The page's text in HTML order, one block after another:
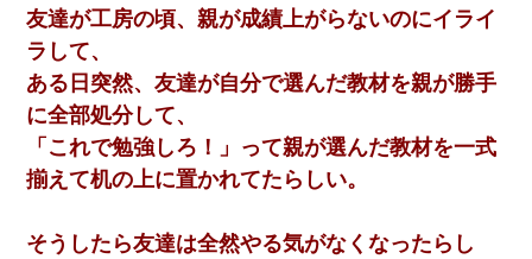
友達が工房の頃、親が成績上がらないのにイライ
ラして、
ある日突然、友達が自分で選んだ教材を親が勝手
に全部処分して、
「これで勉強しろ！」って親が選んだ教材を一式
揃えて机の上に置かれてたらしい。
そうしたら友達は全然やる気がなくなったらし